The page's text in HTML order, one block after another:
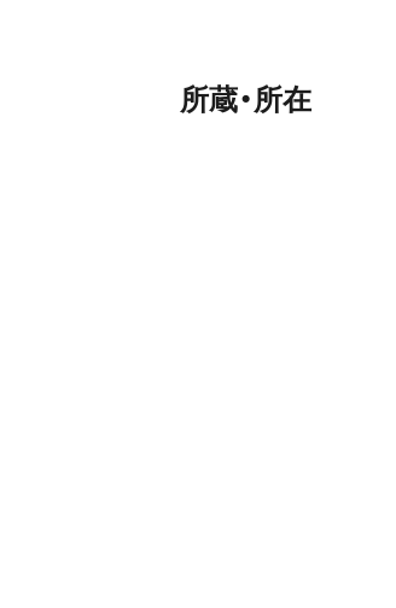
所蔵・所在